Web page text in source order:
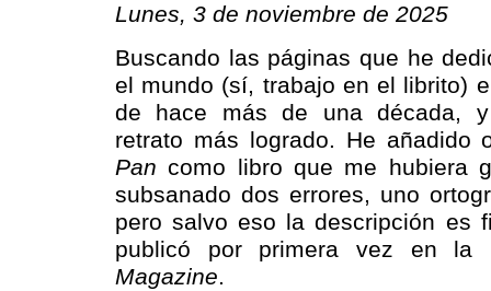
Lunes, 3 de noviembre de 2025
Buscando las páginas que he
el mundo (sí, trabajo en el librito)
de hace más de una década,
retrato más logrado. He
Pan como libro que me hubiera
subsanado dos errores, uno
pero salvo eso la descripción es
publicó por primera vez en la
Magazine.